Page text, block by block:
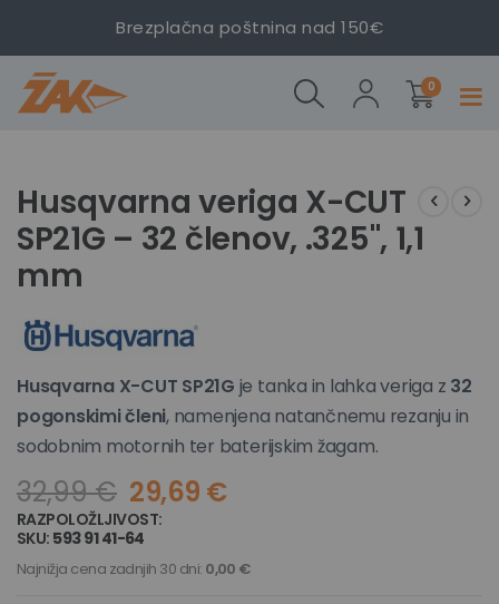
Brezplačna poštnina nad 150€
0izdelki
na
konec
galerije
slik
členov,
.325", 1,1
na
začetek
galerije
slik
Husqvarna veriga X-CUT
SP21G – 32 členov, .325", 1,1
mm
Husqvarna X-CUT SP21G je tanka in lahka veriga z 32
pogonskimi členi, namenjena natančnemu rezanju in
sodobnim motornih ter baterijskim žagam.
32,99 € 29,69 €
RAZPOLOŽLJIVOST:
SKU 593 91 41-64
Najnižja cena zadnjih 30 dni: 0,00 €